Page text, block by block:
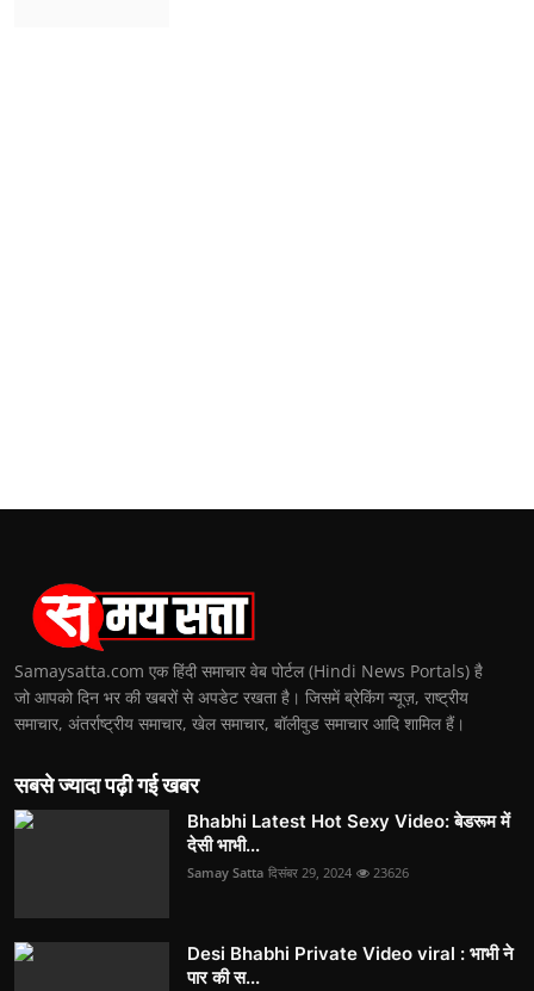
Samaysatta.com एक हिंदी समाचार वेब पोर्टल (Hindi News Portals) है
जो आपको दिन भर की खबरों से अपडेट रखता है। जिसमें ब्रेकिंग न्यूज़, राष्ट्रीय
समाचार, अंतर्राष्ट्रीय समाचार, खेल समाचार, बॉलीवुड समाचार आदि शामिल हैं।
सबसे ज्यादा पढ़ी गई खबर
Bhabhi Latest Hot Sexy Video: बेडरूम में
देसी भाभी...
Samay Satta दिसंबर 29, 2024 23626
Desi Bhabhi Private Video viral : भाभी ने
पार की स...